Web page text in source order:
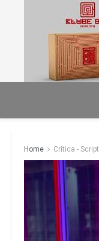
Home Crítica - Script